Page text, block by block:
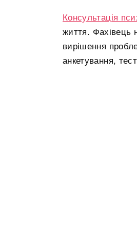
Консультація
життя. Фахівець
вирішення
анкетування,